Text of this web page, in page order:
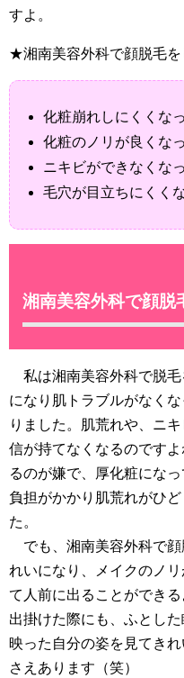
すよ。
★湘南美容外科で顔脱毛を
化粧崩れしにくくな
化粧のノリが良くな
ニキビができなくな
毛穴が目立ちにくく
湘南美容外科で顔脱
私は湘南美容外科で脱毛
になり肌トラブルがなく
りました。肌荒れや、ニ
信が持てなくなるのです
るのが嫌で、厚化粧にな
負担がかかり肌荒れがひ
た。
でも、湘南美容外科で顔
れいになり、メイクのノ
て人前に出ることができ
出掛けた際にも、ふとし
映った自分の姿を見てき
さえあります（笑）